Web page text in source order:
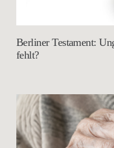
Berliner Testament:
fehlt?